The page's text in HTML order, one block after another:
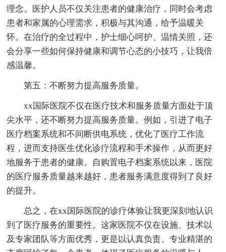
理念。医护人员不仅关注患者的健康治疗，同时会考虑
患者和家属的心理需求，积极与其沟通，给予温暖关
怀。在治疗的全过程中，护士细心呵护、温情关照，还
会分享一些如何保持健康和调节心态的小技巧，让我倍
感温馨。
第五：不断努力提高服务质量。
xx国际医院不仅在医疗技术和服务质量方面处于顶
尖水平，还不断努力提高服务质量。例如，引进了电子
医疗档案系统和不间断供电系统，优化了医疗工作流
程，进而支持医生优化诊疗流程和手术操作，从而更好
地服务于患者的健康。自购置电子档案系统以来，医院
的医疗服务质量越来越好，患者服务满意度得到了良好
的提升。
总之，在xx国际医院的诊疗体验让我更深刻地认识
到了医疗服务的重要性。这家医院不仅在设施、技术以
及专家团队等方面优秀，更是以认真负责、专业精湛的